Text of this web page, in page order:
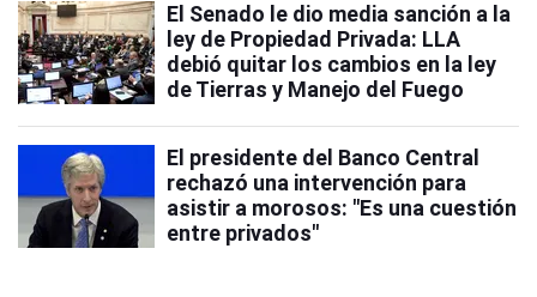
El Senado le dio media sanción a la
ley de Propiedad Privada: LLA
debió quitar los cambios en la ley
de Tierras y Manejo del Fuego
El presidente del Banco Central
rechazó una intervención para
asistir a morosos: "Es una cuestión
entre privados"